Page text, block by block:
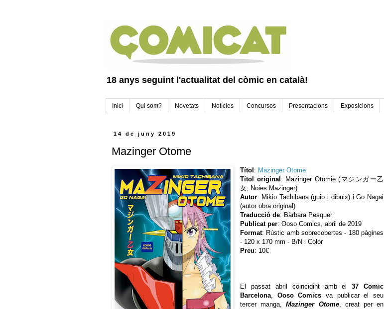
18 anys seguint l'actualitat del còmic en català!
Inici Qui som? Novetats Notícies Concursos Presentacions Exposicions
14 de juny 2019
Mazinger Otome
Títol : Mazinger Otome
Títol original : Mazinger Otomie (マジンガー乙
女, Noies Mazinger)
Autor: Mikio Tachibana (guio i dibuix) i Go Nagai
(autor obra original)
Traducció de: Bàrbara Pesquer
Publicat per: Ooso Comics, abril de 2019
Format: Rústic amb sobrecobertes - 180 pàgines
- 120 x 170 mm - B/N i Color
Preu: 10€
El passat abril coincidint amb el37 Comic
Barcelona, Ooso Comics va publicar el seu
tercer manga,Mazinger Otome, creat per en